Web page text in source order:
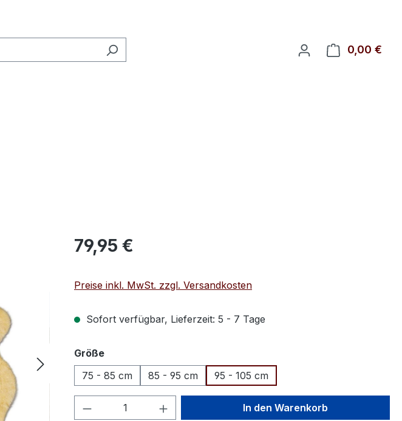
0,00 €
Regulärer Preis:
79,95 €
Preise inkl. MwSt. zzgl. Versandkosten
Sofort verfügbar, Lieferzeit: 5 - 7 Tage
Größeauswählen
75 - 85 cm
85 - 95 cm 95 - 105 cm
Produkt Anzahl: Gib den gewünschten Wert
In den Warenkorb